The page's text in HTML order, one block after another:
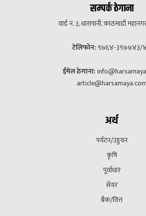
सम्पर्क ठेगाना
वार्ड नं. ३, धारापानी, काठमाडौं
टेलिफोन: ९७६४-३९७७४३/
ईमेल ठेगाना:
article@harsamaya.com
अर्थ
पर्यटन/उड्डयन
कृषि
पूर्वाधार
सेयर
बैक/वित्त